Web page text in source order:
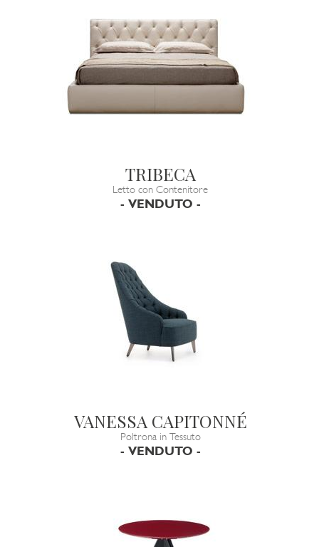
TRIBECA
Letto con Contenitore
- VENDUTO -
VANESSA CAPITONNÉ
Poltrona in Tessuto
- VENDUTO -